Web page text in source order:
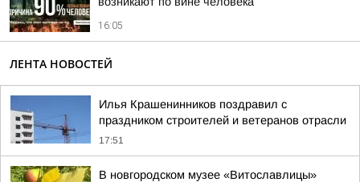
16:05
ЛЕНТА НОВОСТЕЙ
Илья Крашенинников поздравил с
праздником строителей и ветеранов отрасли
17:51
В новгородском музее «Витославлицы»